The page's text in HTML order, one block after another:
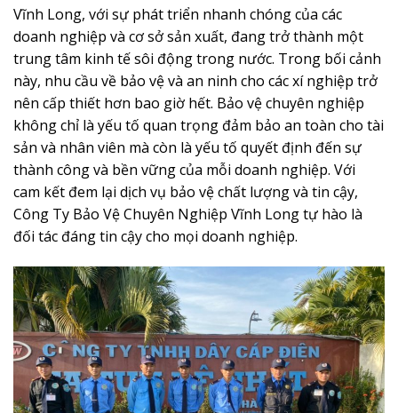
Vĩnh Long, với sự phát triển nhanh chóng của các
doanh nghiệp và cơ sở sản xuất, đang trở thành một
trung tâm kinh tế sôi động trong nước. Trong bối cảnh
này, nhu cầu về bảo vệ và an ninh cho các xí nghiệp trở
nên cấp thiết hơn bao giờ hết. Bảo vệ chuyên nghiệp
không chỉ là yếu tố quan trọng đảm bảo an toàn cho tài
sản và nhân viên mà còn là yếu tố quyết định đến sự
thành công và bền vững của mỗi doanh nghiệp. Với
cam kết đem lại dịch vụ bảo vệ chất lượng và tin cậy,
Công Ty Bảo Vệ Chuyên Nghiệp Vĩnh Long tự hào là
đối tác đáng tin cậy cho mọi doanh nghiệp.